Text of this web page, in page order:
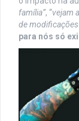
família”, “vejam
de
para nós só